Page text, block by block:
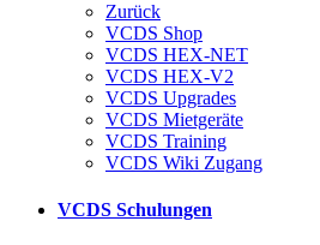
Zurück
VCDS Shop
VCDS HEX-NET
VCDS HEX-V2
VCDS Upgrades
VCDS Mietgeräte
VCDS Training
VCDS Wiki Zugang
VCDS Schulungen